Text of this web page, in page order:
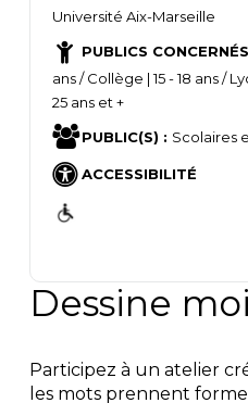
Université Aix-Marseille
PUBLICS
ans / Collège | 15 - 18 ans /
25 ans et +
PUBLIC(S) : Scolaires
ACCESSIBILITÉ
Dessine
Participez à un atelier
les mots prennent